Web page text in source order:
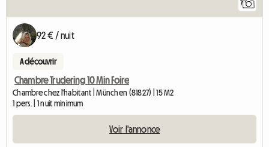
7
92 € / nuit
A découvrir
Chambre Trudering 10 Min Foire
Chambre chez l'habitant | München (81827) | 15 M2
1 pers. | 1 nuit minimum
Voir l'annonce